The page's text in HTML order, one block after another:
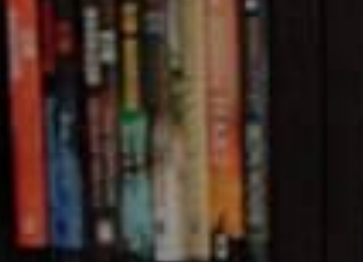
NONMASKING SMS IN
SMS service provider in Bangladesh with multiple
OTP SMS, SMS Gateway,
SMS Marketing
, Masking
a powerful and easy-to-use SMS API for developers.